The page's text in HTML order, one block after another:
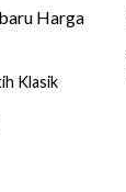
Klasik